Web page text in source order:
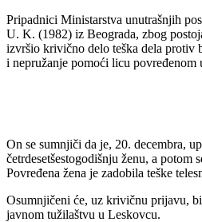
Pripadnici Ministarstva unutrašnjih
U. K. (1982) iz Beograda, zbog
izvršio krivično delo teška dela protiv
i nepružanje pomoći licu povređenom
On se sumnjiči da je, 20. decembra,
četrdesetšestogodišnju ženu, a potom
Povređena žena je zadobila teške
Osumnjičeni će, uz krivičnu prijavu,
javnom tužilaštvu u Leskovcu.